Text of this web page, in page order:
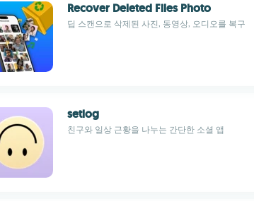
Recover Deleted Files Photo
딥 스캔으로 삭제된 사진, 동영상, 오디오를 복구
setlog
친구와 일상 근황을 나누는 간단한 소셜 앱